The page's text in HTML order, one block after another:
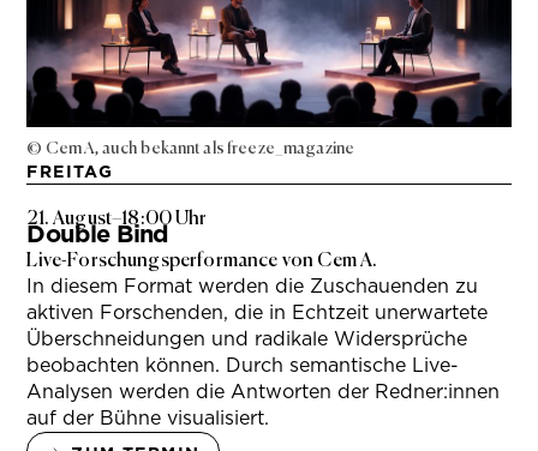
© Cem A, auch bekannt als freeze_magazine
FREITAG
21. August–18:00 Uhr
Double Bind
Live-Forschungsperformance von Cem A.
In diesem Format werden die Zuschauenden zu
aktiven Forschenden, die in Echtzeit unerwartete
Überschneidungen und radikale Widersprüche
beobachten können. Durch semantische Live-
Analysen werden die Antworten der Redner:innen
auf der Bühne visualisiert.